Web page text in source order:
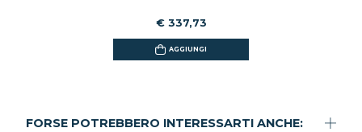
€ 337,73
AGGIUNGI
FORSE POTREBBERO INTERESSARTI ANCHE: